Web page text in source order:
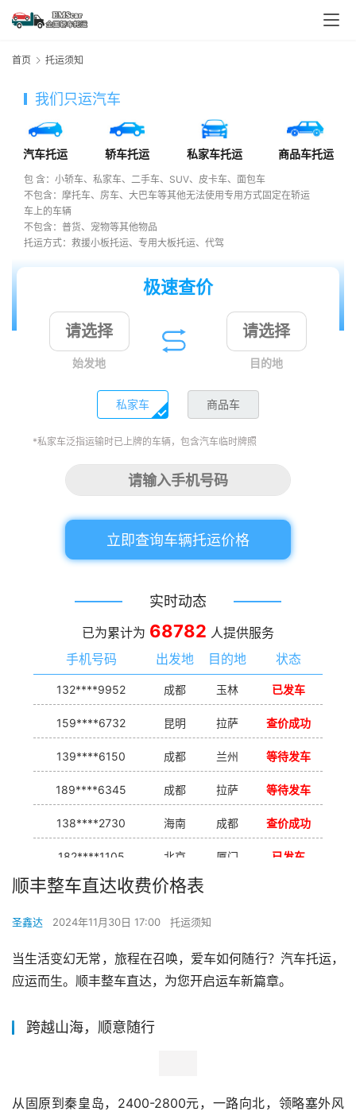
首页 托运须知
我们只运汽车
汽车托运 轿车托运 私家车托运 商品车托运
包 含：小轿车、私家车、二手车、SUV、皮卡车、面包车
不包含：摩托车、房车、大巴车等其他无法使用专用方式固定在轿运
车上的车辆
不包含：普货、宠物等其他物品
托运方式：救援小板托运、专用大板托运、代驾
极速查价
始发地 目的地
私家车 商品车
*私家车泛指运输时已上牌的车辆，包含汽车临时牌照
立即查询车辆托运价格
实时动态
已为累计为 68782 人提供服务
手机号码
出发地 目的地 状态
132****9952 成都 玉林 已发车
159****6732 昆明 拉萨 查价成功
139****6150 成都 兰州 等待发车
189****6345 成都 拉萨 等待发车
138****2730 海南 成都 查价成功
182****1105 北京 厦门 已发车
138****7926 重庆
139****9233 海口
顺丰整车直达收费价格表
圣鑫达 2024年11月30日 17:00 托运须知
当生活变幻无常，旅程在召唤，爱车如何随行？汽车托运，
应运而生。顺丰整车直达，为您开启运车新篇章。
跨越山海，顺意随行
从固原到秦皇岛，2400-2800元，一路向北，领略塞外风